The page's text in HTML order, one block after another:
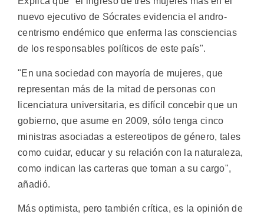
nuevo ejecutivo de Sócrates evidencia el andro-
centrismo endémico que enferma las consciencias
de los responsables políticos de este país".
"En una sociedad con mayoría de mujeres, que
representan más de la mitad de personas con
licenciatura universitaria, es difícil concebir que un
gobierno, que asume en 2009, sólo tenga cinco
ministras asociadas a estereotipos de género, tales
como cuidar, educar y su relación con la naturaleza,
como indican las carteras que toman a su cargo",
añadió.
Más optimista, pero también crítica, es la opinión de